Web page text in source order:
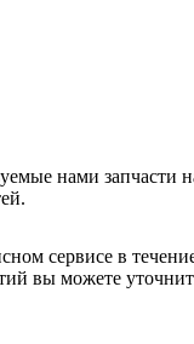
нами запчасти
сервисе в
вы можете